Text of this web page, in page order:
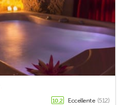
10,2 Eccellente (512)